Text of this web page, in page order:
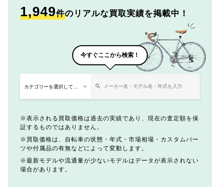
1,949件のリアルな買取実績を掲載中！
今すぐここから検索！
表示される買取価格は過去の実績であり、現在の査定額を保
証するものではありません。
買取価格は、自転車の状態・年式・市場相場・カスタムパー
ツや付属品の有無などによって変動します。
最新モデルや流通量が少ないモデルはデータが表示されない
場合があります。